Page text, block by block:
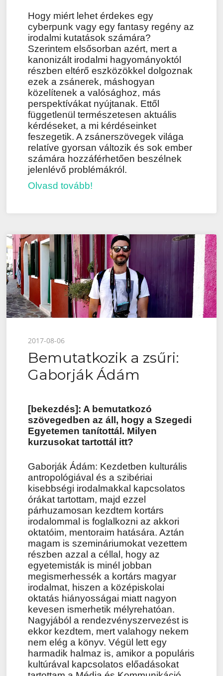
Hogy miért lehet érdekes egy
cyberpunk vagy egy fantasy regény az
irodalmi kutatások számára?
Szerintem elsősorban azért, mert a
kanonizált irodalmi hagyományoktól
részben eltérő eszközökkel dolgoznak
ezek a zsánerek, máshogyan
közelítenek a valósághoz, más
perspektívákat nyújtanak. Ettől
függetlenül természetesen aktuális
kérdéseket, a mi kérdéseinket
feszegetik. A zsánerszövegek világa
relatíve gyorsan változik és sok ember
számára hozzáférhetően beszélnek
jelenlévő problémákról.
Olvasd tovább!
Posted
on
2017-08-06
Bemutatkozik a zsűri:
Gaborják Ádám
[bekezdés]: A bemutatkozó
szövegedben az áll, hogy a Szegedi
Egyetemen tanítottál. Milyen
kurzusokat tartottál itt?
Gaborják Ádám: Kezdetben kulturális
antropológiával és a szibériai
kisebbségi irodalmakkal kapcsolatos
órákat tartottam, majd ezzel
párhuzamosan kezdtem kortárs
irodalommal is foglalkozni az akkori
oktatóim, mentoraim hatására. Aztán
magam is szemináriumokat vezettem
részben azzal a céllal, hogy az
egyetemisták is minél jobban
megismerhessék a kortárs magyar
irodalmat, hiszen a középiskolai
oktatás hiányosságai miatt nagyon
kevesen ismerhetik mélyrehatóan.
Nagyjából a rendezvényszervezést is
ekkor kezdtem, mert valahogy nekem
nem elég a könyv. Végül lett egy
harmadik halmaz is, amikor a populáris
kultúrával kapcsolatos előadásokat